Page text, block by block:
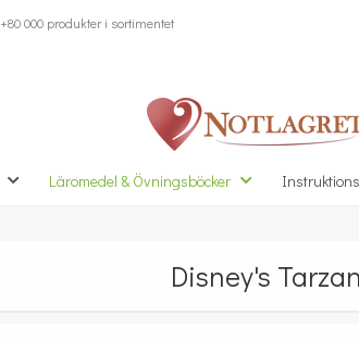
+80 000 produkter i sortimentet
Läromedel & Övningsböcker
Disney's Tarzan